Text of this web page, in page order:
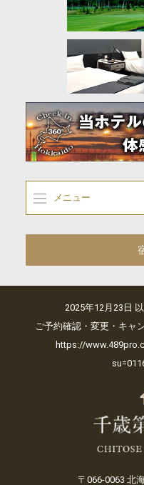
メニュー
2025年12月23日
ご予約確認・変更・キャ
https://
〒066-0063 北